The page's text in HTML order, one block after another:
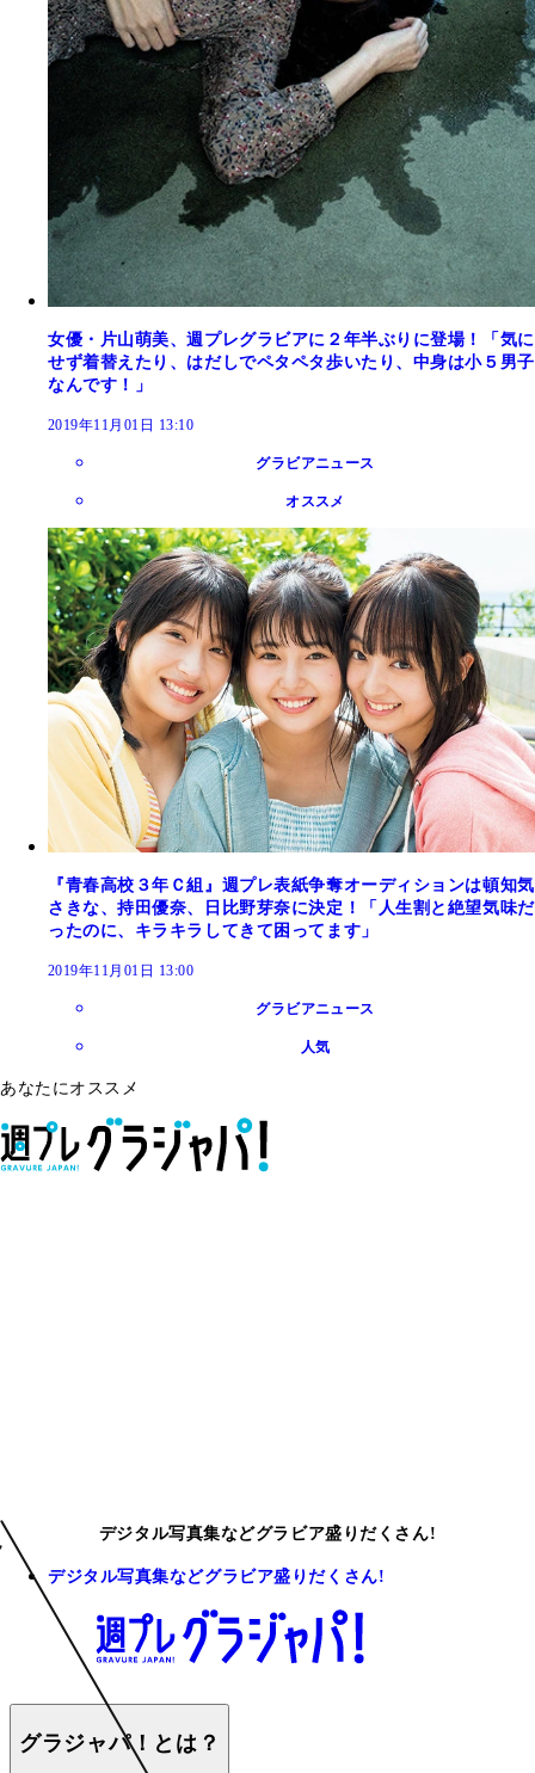
女優・片山萌美、週プレグラビアに２年半ぶりに登場！「気に
せず着替えたり、はだしでペタペタ歩いたり、中身は小５男子
なんです！」
2019年11月01日 13:10
グラビアニュース
オススメ
『青春高校３年Ｃ組』週プレ表紙争奪オーディションは頓知気
さきな、持田優奈、日比野芽奈に決定！「人生割と絶望気味だ
ったのに、キラキラしてきて困ってます」
2019年11月01日 13:00
グラビアニュース
人気
あなたにオススメ
デジタル写真集などグラビア盛りだくさん!
デジタル写真集などグラビア盛りだくさん!
グラジャパ！とは？